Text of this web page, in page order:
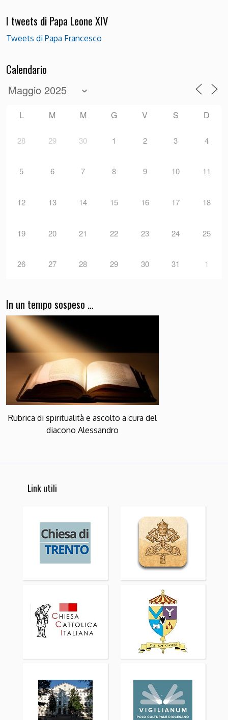
I tweets di Papa Leone XIV
Tweets di Papa Francesco
Calendario
L M M G V S D
28 29 30 1 2 3 4
5 6 7 8 9 10 11
12 13 14 15 16 17 18
19 20 21 22 23 24 25
26 27 28 29 30 31 1
In un tempo sospeso …
Rubrica di spiritualità e ascolto a cura del
diacono Alessandro
Link utili